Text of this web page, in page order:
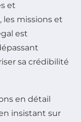
et
missions et
est
sa crédibilité
en détail
insistant sur